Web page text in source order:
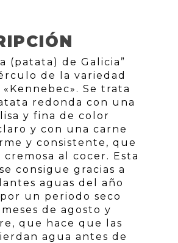
(patata) de Galicia”
de la variedad
Se trata
redonda con una
y fina de color
y con una carne
y consistente, que
cremosa al cocer. Esta
consigue gracias a
aguas del año
un periodo seco
de agosto y
que hace que las
agua antes de